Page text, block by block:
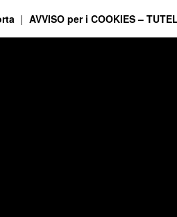
AVVISO per i COOKIES –